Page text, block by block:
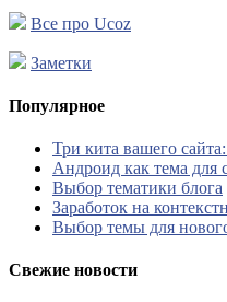
Все про Ucoz
Заметки
Популярное
Три кита вашего
Андроид как тема для
Выбор тематики блога
Заработок на
Выбор темы для
Свежие новости